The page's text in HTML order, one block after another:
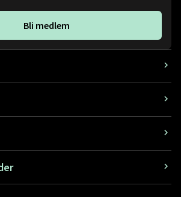
Bli medlem